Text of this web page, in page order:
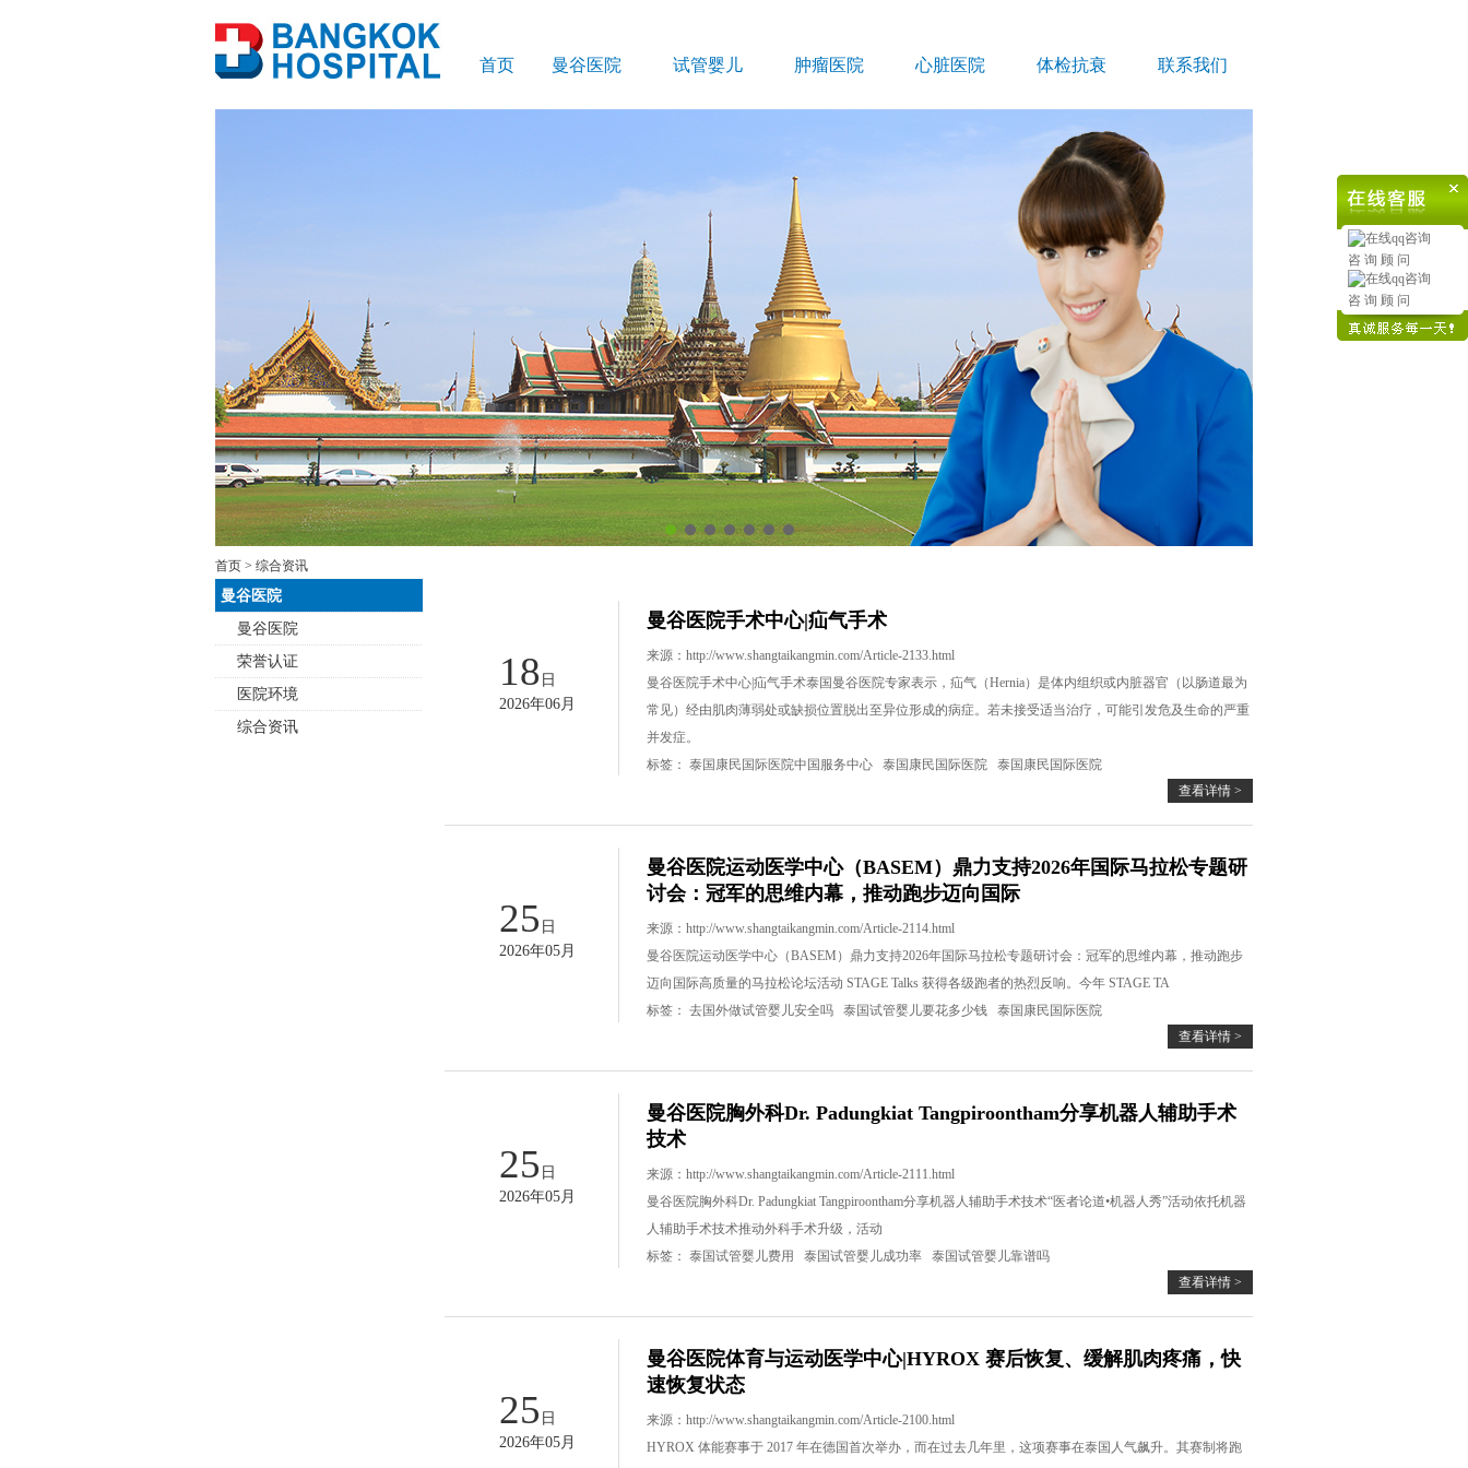
首页 曼谷医院 试管婴儿 肿瘤医院 心脏医院 体检抗衰 联系我们
咨 询 顾 问
咨 询 顾 问
首页 > 综合资讯
曼谷医院
曼谷医院
荣誉认证
医院环境
综合资讯
18 日
2026年06月
曼谷医院手术中心|疝气手术
来源： http://www.shangtaikangmin.com/Article-2133.html
曼谷医院手术中心|疝气手术泰国曼谷医院专家表示，疝气（Hernia）是体内组织或内脏器官（以肠道最为
常见）经由肌肉薄弱处或缺损位置脱出至异位形成的病症。若未接受适当治疗，可能引发危及生命的严重
并发症。
标签： 泰国康民国际医院中国服务中心 泰国康民国际医院
泰国康民国际医院
查看详情 >
25 日
2026年05月
曼谷医院运动医学中心（BASEM）鼎力支持2026年国际马拉松专题研
讨会：冠军的思维内幕，推动跑步迈向国际
来源： http://www.shangtaikangmin.com/Article-2114.html
曼谷医院运动医学中心（BASEM）鼎力支持2026年国际马拉松专题研讨会：冠军的思维内幕，推动跑步
迈向国际高质量的马拉松论坛活动 STAGE Talks 获得各级跑者的热烈反响。今年 STAGE TA
标签： 去国外做试管婴儿安全吗 泰国试管婴儿要花多少钱
泰国康民国际医院
查看详情 >
25 日
2026年05月
曼谷医院胸外科Dr. Padungkiat Tangpiroontham分享机器人辅助手术
技术
来源： http://www.shangtaikangmin.com/Article-2111.html
曼谷医院胸外科Dr. Padungkiat Tangpiroontham分享机器人辅助手术技术“医者论道•机器人秀”活动依托机器
人辅助手术技术推动外科手术升级，活动
标签： 泰国试管婴儿费用 泰国试管婴儿成功率
泰国试管婴儿靠谱吗
查看详情 >
25 日
2026年05月
曼谷医院体育与运动医学中心|HYROX 赛后恢复、缓解肌肉疼痛，快
速恢复状态
来源： http://www.shangtaikangmin.com/Article-2100.html
HYROX 体能赛事于 2017 年在德国首次举办，而在过去几年里，这项赛事在泰国人气飙升。其赛制将跑